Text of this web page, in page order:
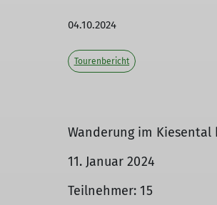
04.10.2024
Tourenbericht
Wanderung im Kiesental
11. Januar 2024
Teilnehmer: 15